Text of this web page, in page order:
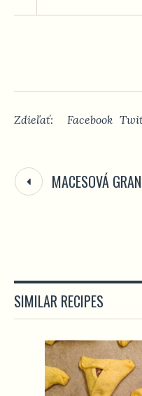
Zdieľať: Facebook
MACESOVÁ
SIMILAR RECIPES